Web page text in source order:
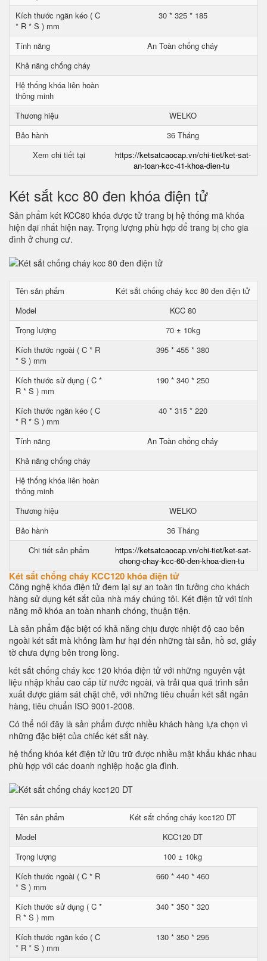
Kích thước ngăn kéo ( C
* R * S ) mm
30 * 325 * 185
Tính năng
An Toàn chống cháy
Khả năng chống cháy
Hệ thống khóa liên hoàn
thông minh
Thương hiệu
WELKO
Bảo hành
36 Tháng
Xem chi tiết tại
https://ketsatcaocap.vn/chi-tiet/ket-sat-
an-toan-kcc-41-khoa-dien-tu
Két sắt kcc 80 đen khóa điện tử
Sản phẩm két KCC80 khóa được tử trang bị hệ thống mã khóa
hiện đại nhất hiện nay. Trọng lượng phù hợp để trang bị cho gia
đình ở chung cư.
Tên sản phẩm
Két sắt chống cháy kcc 80 đen điện tử
Model
KCC 80
Trọng lượng
70 ± 10kg
Kích thước ngoài ( C * R
* S ) mm
395 * 455 * 380
Kích thước sử dụng ( C *
R * S ) mm
190 * 340 * 250
Kích thước ngăn kéo ( C
* R * S ) mm
40 * 315 * 220
Tính năng
An Toàn chống cháy
Khả năng chống cháy
Hệ thống khóa liên hoàn
thông minh
Thương hiệu
WELKO
Bảo hành
36 Tháng
Chi tiết sản phẩm
https://ketsatcaocap.vn/chi-tiet/ket-sat-
chong-chay-kcc-60-den-khoa-dien-tu
Két sắt chống cháy KCC120 khóa điện tử
Công nghệ khóa điện tử đem lại sự an toàn tin tưởng cho khách
hàng sử dụng két sắt của nhà máy chúng tôi. Két điện tử với tính
năng mở khóa an toàn nhanh chóng, thuận tiện.
Là sản phẩm đặc biệt có khả năng chịu được nhiệt độ cao bên
ngoài két sắt mà không làm hư hại đến những tài sản, hồ sơ, giấy
tờ chưa đựng bên trong lòng.
két sắt chống cháy kcc 120 khóa điện tử với những nguyên vật
liệu nhập khẩu cao cấp từ nước ngoài, và trải qua quá trình sản
xuất được giám sát chặt chẽ, với những tiêu chuẩn két sắt ngân
hàng, tiêu chuẩn ISO 9001-2008.
Có thể nói đây là sản phẩm được nhiều khách hàng lựa chọn vì
những đặc biệt của chiếc két sắt này.
hệ thống khóa két điện tử lữu trữ được nhiều mật khẩu khác nhau
phù hợp với các doanh nghiệp hoặc gia đình.
Tên sản phẩm
Két sắt chống cháy kcc120 DT
Model
KCC120 DT
Trọng lượng
100 ± 10kg
Kích thước ngoài ( C * R
* S ) mm
660 * 440 * 460
Kích thước sử dụng ( C *
R * S ) mm
340 * 350 * 320
Kích thước ngăn kéo ( C
* R * S ) mm
130 * 350 * 295